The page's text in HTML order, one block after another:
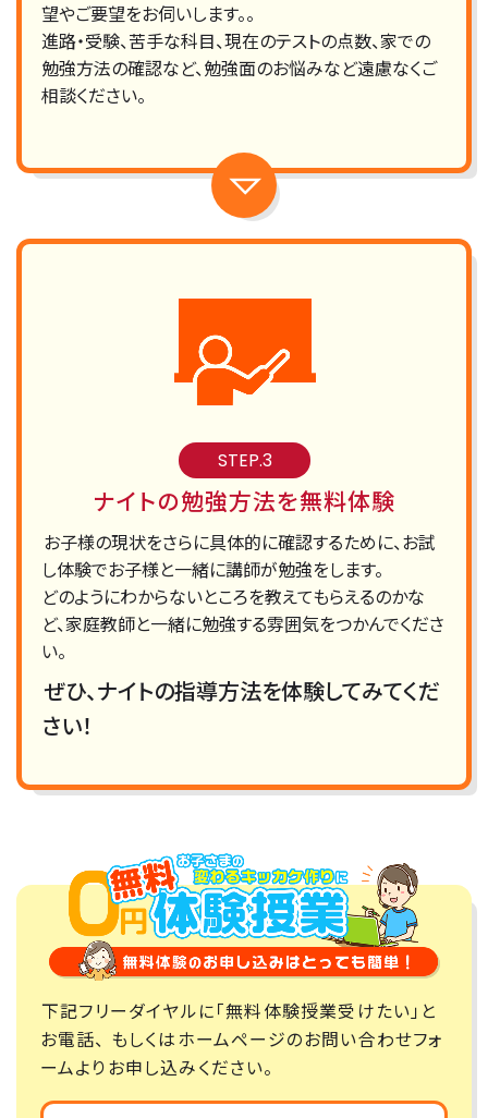
望やご要望をお伺いします。。
進路・受験、苦手な科目、現在のテストの点数、家での
勉強方法の確認など、勉強面のお悩みなど遠慮なくご
相談ください。
STEP.3
ナイトの勉強方法を無料体験
お子様の現状をさらに具体的に確認するために、お試
し体験でお子様と一緒に講師が勉強をします。
どのようにわからないところを教えてもらえるのかな
ど、家庭教師と一緒に勉強する雰囲気をつかんでくださ
い。
ぜひ、ナイトの指導方法を体験してみてくだ
さい！
下記フリーダイヤルに「無料体験授業受けたい」と
お電話、 もしくはホームページのお問い合わせフォ
ームよりお申し込みください。